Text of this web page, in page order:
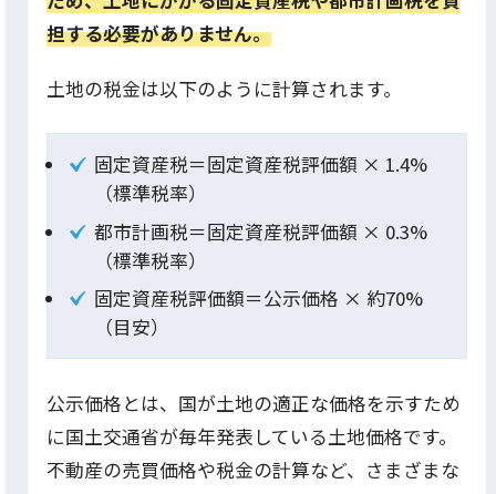
担する必要がありません。
土地の税金は以下のように計算されます。
固定資産税＝固定資産税評価額 × 1.4%
（標準税率）
都市計画税＝固定資産税評価額 × 0.3%
（標準税率）
固定資産税評価額＝公示価格 × 約70%
（目安）
公示価格とは、国が土地の適正な価格を示すため
に国土交通省が毎年発表している土地価格です。
不動産の売買価格や税金の計算など、さまざまな